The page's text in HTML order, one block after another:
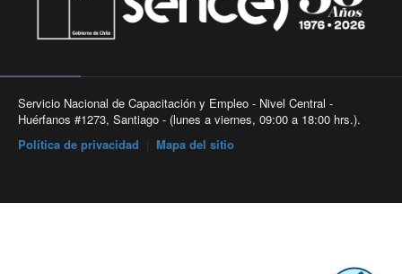
Servicio Nacional de Capacitación y Empleo - Nivel Central -
Huérfanos #1273, Santiago - (lunes a viernes, 09:00 a 18:00 hrs.).
Política de privacidad
Mapa del sitio